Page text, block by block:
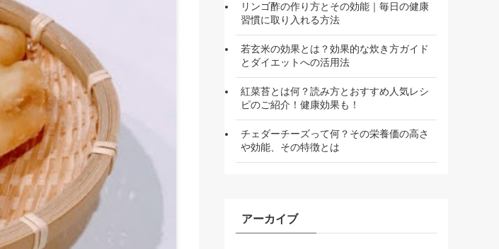
リンゴ酢の作り方とその効能｜毎日の健康
習慣に取り入れる方法
若玄米の効果とは？効果的な炊き方ガイド
とダイエットへの活用法
紅菜苔とは何？読み方とおすすめ人気レシ
ピのご紹介！健康効果も！
チェダーチーズって何？その栄養価の高さ
や効能、その特徴とは
アーカイブ